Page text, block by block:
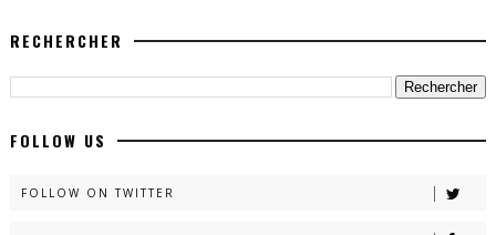
RECHERCHER
FOLLOW US
FOLLOW ON TWITTER